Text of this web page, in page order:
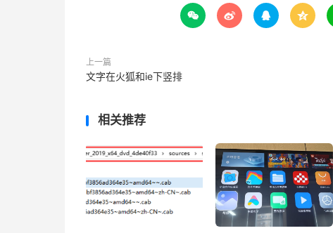
   
上一篇
文字在火狐和ie下竖排
相关推荐